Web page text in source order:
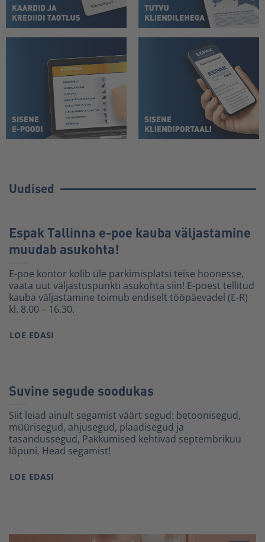
Uudised
Espak Tallinna e-poe kauba väljastamine
muudab asukohta!
E-poe kontor kolib üle parkimisplatsi teise hoonesse,
vaata uut väljastuspunkti asukohta siin! E-poest tellitud
kauba väljastamine toimub endiselt tööpäevadel (E-R)
kl. 8.00 – 16.30.
LOE EDASI
Suvine segude soodukas
Siit leiad ainult segamist väärt segud: betoonisegud,
müürisegud, ahjusegud, plaadisegud ja
tasandussegud, Pakkumised kehtivad septembrikuu
lõpuni. Head segamist!
LOE EDASI